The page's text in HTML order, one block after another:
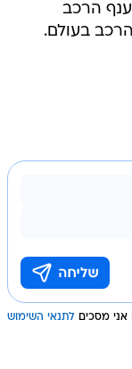
הרכב
בעולם.
מסכים לתנאי השימוש